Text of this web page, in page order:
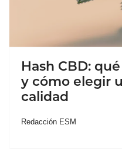
Hash CBD:
y cómo elegir
calidad
Redacción ESM